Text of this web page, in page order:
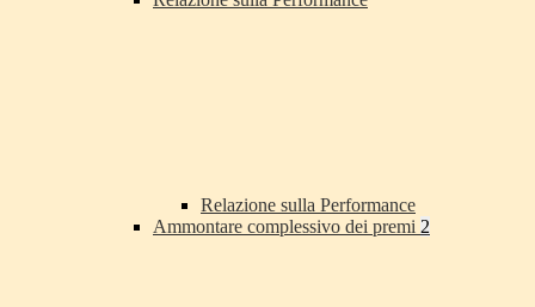
Relazione sulla Performance
Ammontare complessivo dei premi 2